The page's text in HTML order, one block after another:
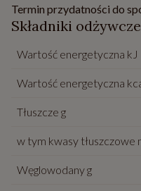
Termin przydatności do
Składniki odżywcze
Wartość energetyczna kJ
Wartość energetyczna
Tłuszcze g
w tym kwasy tłuszczowe
Węglowodany g